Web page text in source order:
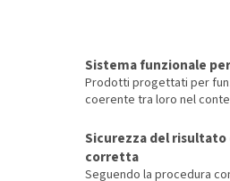
Sistema funzionale
Prodotti progettati per
coerente tra loro nel
Sicurezza del risultato
corretta
Seguendo la procedura